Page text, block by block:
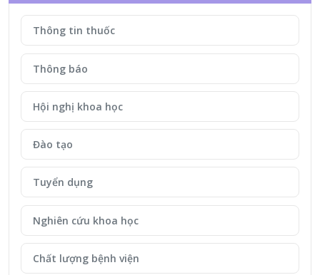
Thông tin thuốc
Thông báo
Hội nghị khoa học
Đào tạo
Tuyển dụng
Nghiên cứu khoa học
Chất lượng bệnh viện